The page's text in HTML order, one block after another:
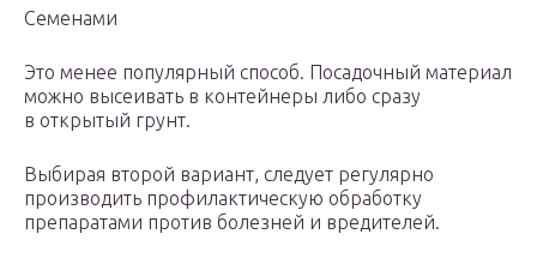
Семенами
Это менее популярный способ. Посадочный материал
можно высеивать в контейнеры либо сразу
в открытый грунт.
Выбирая второй вариант, следует регулярно
производить профилактическую обработку
препаратами против болезней и вредителей.